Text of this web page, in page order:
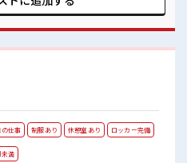
職場の雰囲気 休憩室完
場♪ 残業が多めだからしっかり稼ぎ
仕事 制服あり 休憩室あり ロッカー完備
未満